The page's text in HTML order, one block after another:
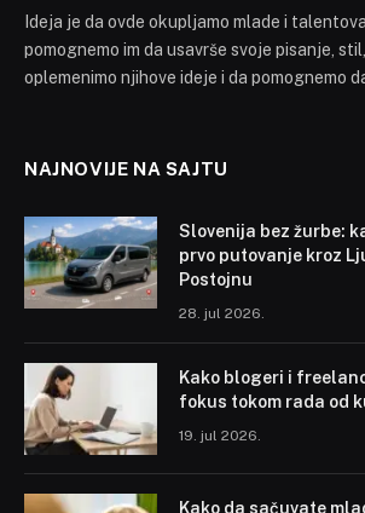
Ideja je da ovde okupljamo mlade i
pomognemo im da usavrše svoje pisanje,
oplemenimo njihove ideje i da pomognemo
NAJNOVIJE NA SAJTU
Slovenija bez žurbe:
prvo putovanje kroz
Postojnu
28. jul 2026.
Kako blogeri i
fokus tokom rada od
19. jul 2026.
Kako da sačuvate